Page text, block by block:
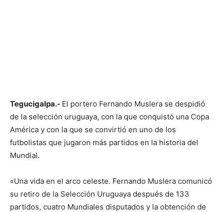
Tegucigalpa.- El portero Fernando Muslera se despidió
de la selección uruguaya, con la que conquistó una Copa
América y con la que se convirtió en uno de los
futbolistas que jugaron más partidos en la historia del
Mundial.
«Una vida en el arco celeste. Fernando Muslera comunicó
su retiro de la Selección Uruguaya después de 133
partidos, cuatro Mundiales disputados y la obtención de